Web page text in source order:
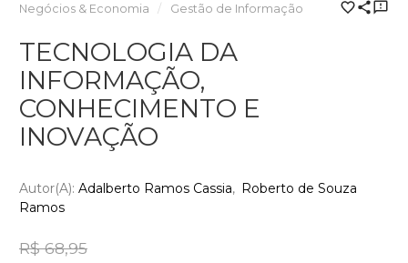
Negócios & Economia Gestão de Informação
TECNOLOGIA DA
INFORMAÇÃO,
CONHECIMENTO E
INOVAÇÃO
Autor(a): Adalberto Ramos Cassia
Roberto de Souza
Ramos
R$ 68,95